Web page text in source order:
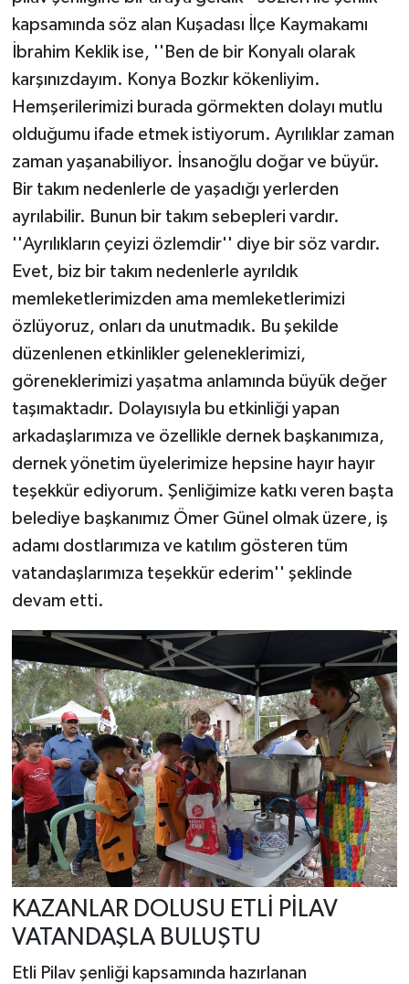
kapsamında söz alan Kuşadası İlçe Kaymakamı
İbrahim Keklik ise, ''Ben de bir Konyalı olarak
karşınızdayım. Konya Bozkır kökenliyim.
Hemşerilerimizi burada görmekten dolayı mutlu
olduğumu ifade etmek istiyorum. Ayrılıklar zaman
zaman yaşanabiliyor. İnsanoğlu doğar ve büyür.
Bir takım nedenlerle de yaşadığı yerlerden
ayrılabilir. Bunun bir takım sebepleri vardır.
''Ayrılıkların çeyizi özlemdir'' diye bir söz vardır.
Evet, biz bir takım nedenlerle ayrıldık
memleketlerimizden ama memleketlerimizi
özlüyoruz, onları da unutmadık. Bu şekilde
düzenlenen etkinlikler geleneklerimizi,
göreneklerimizi yaşatma anlamında büyük değer
taşımaktadır. Dolayısıyla bu etkinliği yapan
arkadaşlarımıza ve özellikle dernek başkanımıza,
dernek yönetim üyelerimize hepsine hayır hayır
teşekkür ediyorum. Şenliğimize katkı veren başta
belediye başkanımız Ömer Günel olmak üzere, iş
adamı dostlarımıza ve katılım gösteren tüm
vatandaşlarımıza teşekkür ederim'' şeklinde
devam etti.
KAZANLAR DOLUSU ETLİ PİLAV
VATANDAŞLA BULUŞTU
Etli Pilav şenliği kapsamında hazırlanan